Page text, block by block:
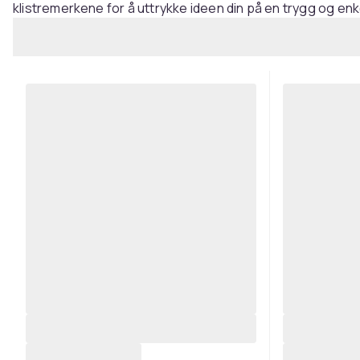
klistremerkene for å uttrykke ideen din på en trygg og